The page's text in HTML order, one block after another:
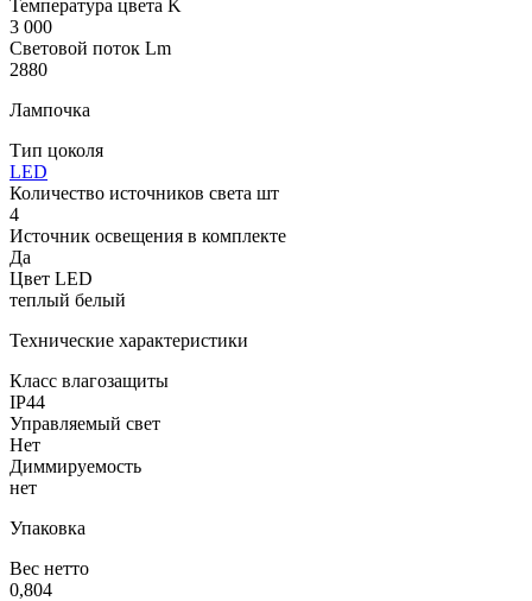
Температура цвета K
3 000
Световой поток Lm
2880
Лампочка
Тип цоколя
LED
Количество источников света шт
4
Источник освещения в комплекте
Да
Цвет LED
теплый белый
Технические характеристики
Класс влагозащиты
IP44
Управляемый свет
Нет
Диммируемость
нет
Упаковка
Вес нетто
0,804